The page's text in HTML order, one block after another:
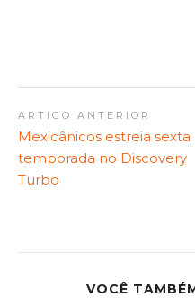
ARTIGO ANTERIOR
Mexicânicos estreia sexta
temporada no Discovery
Turbo
VOCÊ